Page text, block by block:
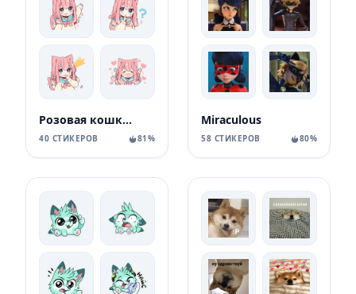
Розовая кошка-тян
40 СТИКЕРОВ 81%
Miraculous
58 СТИКЕРОВ 80%